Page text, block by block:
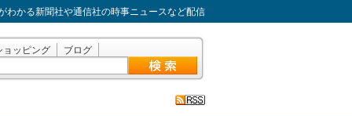
わかる新聞社や通信社の時事ニュースなど配信
ョッピング ブログ